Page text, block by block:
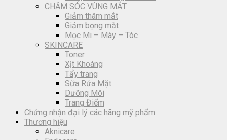
CHĂM SÓC VÙNG MẮT
Giảm thâm mắt
Giảm bọng mắt
Mọc Mi – Mày – Tóc
SKINCARE
Toner
Xịt Khoáng
Tẩy trang
Sữa Rửa Mặt
Dưỡng Môi
Trang Điểm
Chứng nhận đại lý các hãng mỹ phẩm
Thương hiệu
Aknicare